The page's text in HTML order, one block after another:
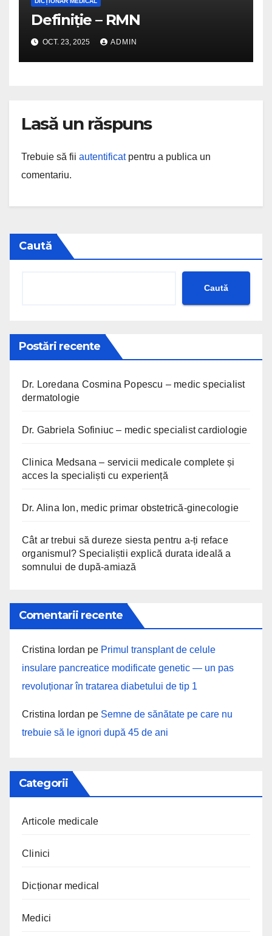
Definiție – RMN
OCT. 23, 2025 ADMIN
Lasă un răspuns
Trebuie să fii autentificatpentru a publica un
comentariu.
Caută
Caută
Postări recente
Dr. Loredana Cosmina Popescu – medic specialist
dermatologie
Dr. Gabriela Sofiniuc – medic specialist cardiologie
Clinica Medsana – servicii medicale complete și
acces la specialiști cu experiență
Dr. Alina Ion, medic primar obstetrică-ginecologie
Cât ar trebui să dureze siesta pentru a-ți reface
organismul? Specialiștii explică durata ideală a
somnului de după-amiază
Comentarii recente
Cristina Iordan pe Primul transplant de celule
insulare pancreatice modificate genetic — un pas
revoluționar în tratarea diabetului de tip 1
Cristina Iordan pe Semne de sănătate pe care nu
trebuie să le ignori după 45 de ani
Categorii
Articole medicale
Clinici
Dicționar medical
Medici